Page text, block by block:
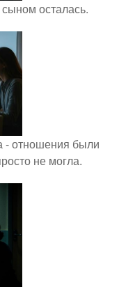
осталась.
- отношения были
не могла.